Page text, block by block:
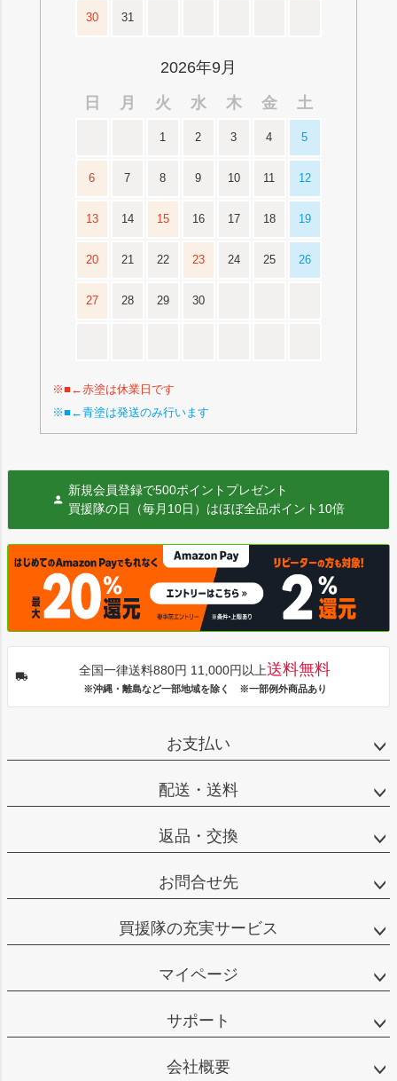
30 31
2026年9月
日
月 火 水 木 金 土
1 2 3 4 5
6 7 8 9 10 11 12
13 14 15 16 17 18 19
20 21 22 23 24 25 26
27 28 29 30
※■←赤塗は休業日です
※■←青塗は発送のみ行います
新規会員登録で500ポイントプレゼント
買援隊の日（毎月10日）はほぼ全品ポイント10倍
全国一律送料880円 11,000円以上送料無料
※沖縄・離島など一部地域を除く ※一部例外商品あり
お支払い
配送・送料
返品・交換
お問合せ先
買援隊の充実サービス
マイページ
サポート
会社概要